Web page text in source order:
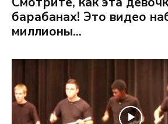
барабанах! Это видео
миллионы...